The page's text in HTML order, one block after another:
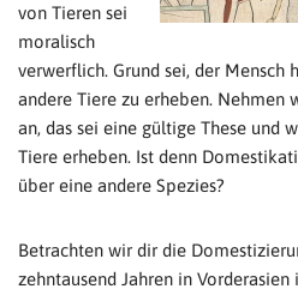
von Tieren sei
moralisch
verwerflich. Grund sei, der Mensch
andere Tiere zu erheben.
an, das sei eine gültige These und
Tiere erheben. Ist denn
über eine andere Spezies?
Betrachten wir dir die
zehntausend Jahren in